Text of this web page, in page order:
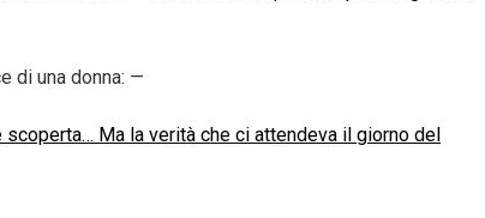
di una donna: —
Ma la verità che ci attendeva il giorno del